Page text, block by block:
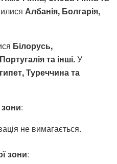
Албанія, Болгарія,
Білорусь,
та інші.У
Туреччина та
зони:
не вимагається.
зони: